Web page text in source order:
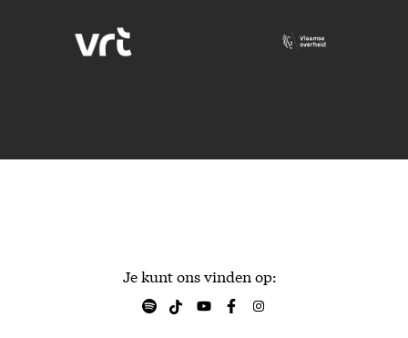
Je kunt ons vinden op: